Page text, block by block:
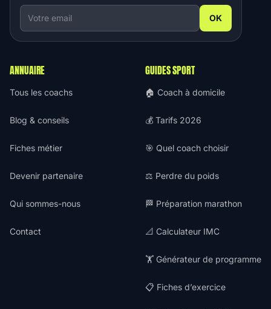
OK
ANNUAIRE
Tous les coachs
Blog & conseils
Fiches métier
Devenir partenaire
Qui sommes-nous
Contact
GUIDES SPORT
🏠 Coach à domicile
💰 Tarifs 2026
🎯 Quel coach choisir
⚖️ Perdre du poids
🏁 Préparation marathon
📐 Calculateur IMC
🏋️ Générateur de programme
📋 Fiches d’exercice